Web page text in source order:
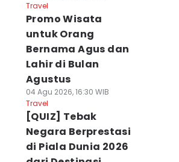
Travel
Promo Wisata
untuk Orang
Bernama Agus dan
Lahir di Bulan
Agustus
04 Agu 2026, 16:30 WIB
Travel
[QUIZ] Tebak
Negara Berprestasi
di Piala Dunia 2026